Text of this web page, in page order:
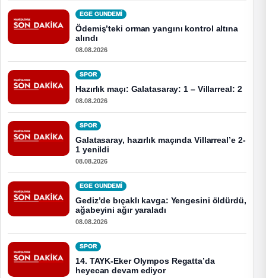
EGE GUNDEMİ
Ödemiş’teki orman yangını kontrol altına
alındı
08.08.2026
SPOR
Hazırlık maçı: Galatasaray: 1 – Villarreal: 2
08.08.2026
SPOR
Galatasaray, hazırlık maçında Villarreal’e 2-
1 yenildi
08.08.2026
EGE GUNDEMİ
Gediz’de bıçaklı kavga: Yengesini öldürdü,
ağabeyini ağır yaraladı
08.08.2026
SPOR
14. TAYK-Eker Olympos Regatta’da
heyecan devam ediyor